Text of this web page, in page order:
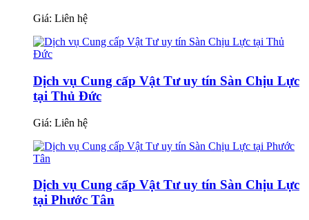
Giá: Liên hệ
Dịch vụ Cung cấp Vật Tư uy tín Sàn Chịu Lực
tại Thủ Đức
Giá: Liên hệ
Dịch vụ Cung cấp Vật Tư uy tín Sàn Chịu Lực
tại Phước Tân